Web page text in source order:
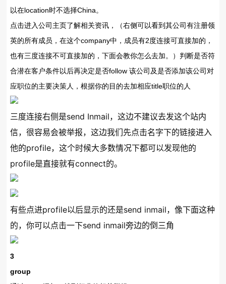
以在location时不选择China。
点击进入公司主页了解相关资讯，（右侧可以看到其公司有注册领
英的所有成员，在这个company中，成员有2度连接可直接加的，
也有三度连接不可直接加的，下面会教你怎么去加。）判断是否符
合潜在客户条件以后再决定是否follow 该公司及是否添加该公司对
应职位的主要决策人，根据你的目的去加相应title职位的人
三度连接右侧是send Inmail，这边不建议去发这个站内
信，很容易会被举报，这边我们先点击名字下的链接进入
他的profile，这个时候大多数情况下都可以发现他的
profile是直接就有connect的。
有些点进profile以后显示的还是send inmail，像下面这种
的，你可以点击一下send inmail旁边的倒三角
3
group